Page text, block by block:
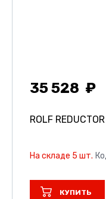
35 528
ROLF
На складе 5 шт.
КУПИТЬ